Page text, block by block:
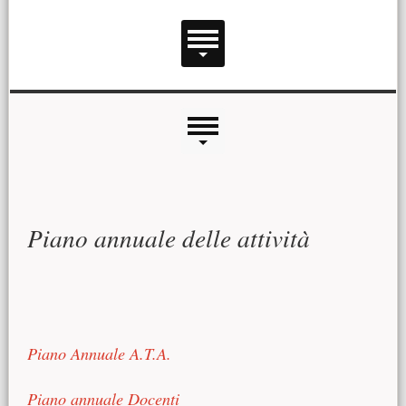
Menu principale
Menu laterale
Piano annuale delle attività
Piano Annuale A.T.A.
Piano annuale Docenti